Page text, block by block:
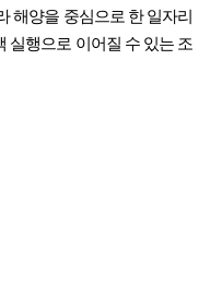
해양을 중심으로 한 일자리
실행으로 이어질 수 있는 조